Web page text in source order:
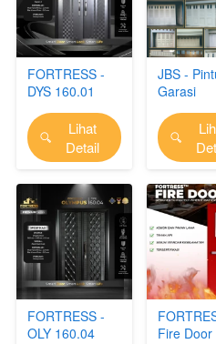
FORTRESS -
DYS 160.01
`
Lihat
Detail
JBS -
Garasi
`
FORTRESS -
OLY 160.04
Fire Door